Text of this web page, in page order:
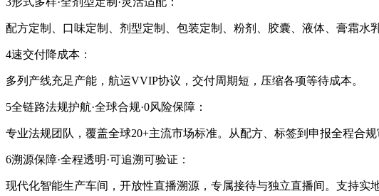
配方定制、口味定制、剂型定制、包装定制、粉剂、胶囊、液体、膏霜水
4速交付降成本：
多列产线充足产能，航运VVIP协议，交付周期短，压缩各项等待成本。
5全链路法规护航·全球合规·0风险保障：
专业法规团队，覆盖全球20+主流市场标准。从配方、标签到申报全程合
6溯源保障·全程透明·可追溯可验证：
现代化智能生产车间，开放性直播溯源，专属接待与独立直播间。支持实